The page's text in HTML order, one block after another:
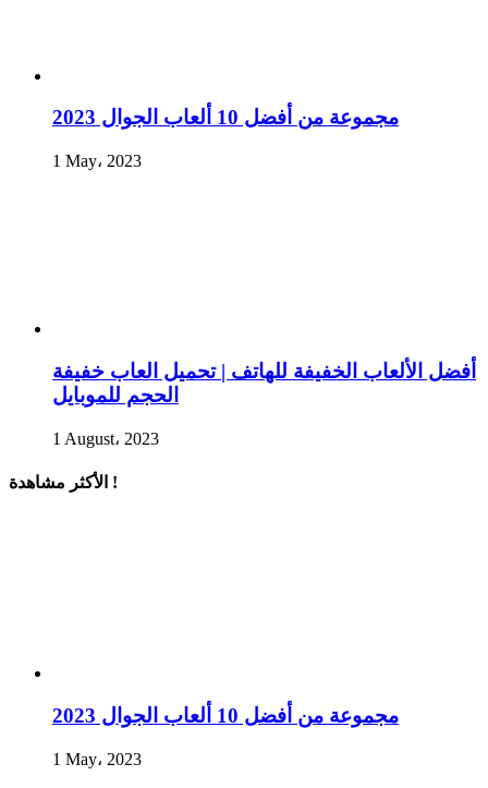
مجموعة من أفضل 10 ألعاب الجوال 2023
1 May، 2023
أفضل الألعاب الخفيفة للهاتف | تحميل العاب خفيفة
الحجم للموبايل
1 August، 2023
الأكثر مشاهدة !
مجموعة من أفضل 10 ألعاب الجوال 2023
1 May، 2023